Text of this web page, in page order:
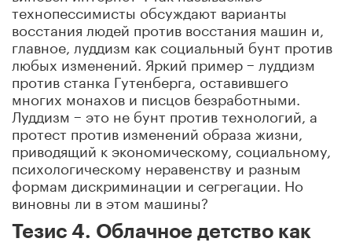
технопессимисты обсуждают варианты
восстания людей против восстания машин и,
главное, луддизм как социальный бунт против
любых изменений. Яркий пример − луддизм
против станка Гутенберга, оставившего
многих монахов и писцов безработными.
Луддизм − это не бунт против технологий, а
протест против изменений образа жизни,
приводящий к экономическому, социальному,
психологическому неравенству и разным
формам дискриминации и сегрегации. Но
виновны ли в этом машины?
Тезис 4. Облачное детство как